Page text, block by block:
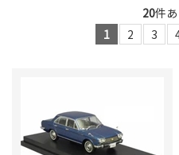
20件
1
2 3